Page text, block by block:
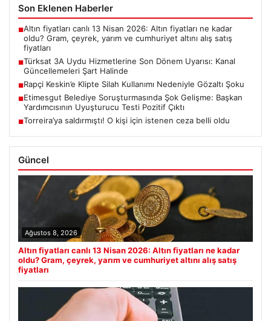
Son Eklenen Haberler
■Altın fiyatları canlı 13 Nisan 2026: Altın fiyatları ne kadar
oldu? Gram, çeyrek, yarım ve cumhuriyet altını alış satış
fiyatları
■Türksat 3A Uydu Hizmetlerine Son Dönem Uyarısı: Kanal
Güncellemeleri Şart Halinde
■Rapçi Keskin’e Klipte Silah Kullanımı Nedeniyle Gözaltı Şoku
■Etimesgut Belediye Soruşturmasında Şok Gelişme: Başkan
Yardımcısının Uyuşturucu Testi Pozitif Çıktı
■Torreira’ya saldırmıştı! O kişi için istenen ceza belli oldu
Güncel
Ağustos 8, 2026
Altın fiyatları canlı 13 Nisan 2026: Altın fiyatları ne kadar
oldu? Gram, çeyrek, yarım ve cumhuriyet altını alış satış
fiyatları